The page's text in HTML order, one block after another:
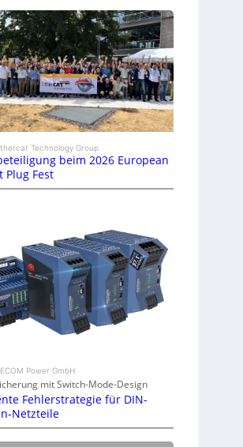
Technology Group
beim 2026 European
Plug Fest
Power GmbH
mit Switch-Mode-Design
Fehlerstrategie für DIN-
Netzteile